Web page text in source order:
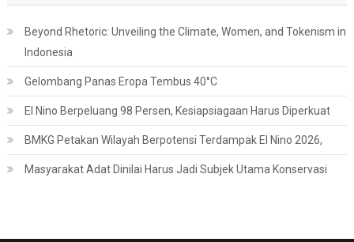
Beyond Rhetoric: Unveiling the Climate, Women, and Tokenism in
Indonesia
Gelombang Panas Eropa Tembus 40°C
El Nino Berpeluang 98 Persen, Kesiapsiagaan Harus Diperkuat
BMKG Petakan Wilayah Berpotensi Terdampak El Nino 2026,
Masyarakat Adat Dinilai Harus Jadi Subjek Utama Konservasi